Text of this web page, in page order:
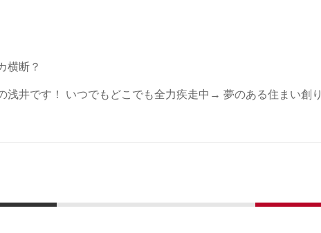
横断？
浅井です！ いつでもどこでも全力疾走中→ 夢のある住まい創り